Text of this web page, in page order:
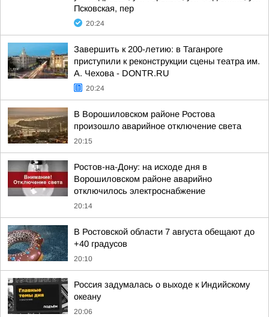
Псковская, пер
20:24
Завершить к 200-летию: в Таганроге
приступили к реконструкции сцены театра им.
А. Чехова - DONTR.RU
20:24
В Ворошиловском районе Ростова
произошло аварийное отключение света
20:15
Ростов-на-Дону: на исходе дня в
Ворошиловском районе аварийно
отключилось электроснабжение
20:14
В Ростовской области 7 августа обещают до
+40 градусов
20:10
Россия задумалась о выходе к Индийскому
океану
20:06